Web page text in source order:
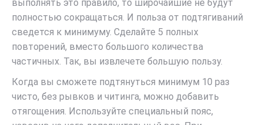
выполнять это правило, то широчайшие не будут
полностью сокращаться. И польза от подтягиваний
сведется к минимуму. Сделайте 5 полных
повторений, вместо большого количества
частичных. Так, вы извлечете большую пользу.
Когда вы сможете подтянуться минимум 10 раз
чисто, без рывков и читинга, можно добавить
отягощения. Используйте специальный пояс,